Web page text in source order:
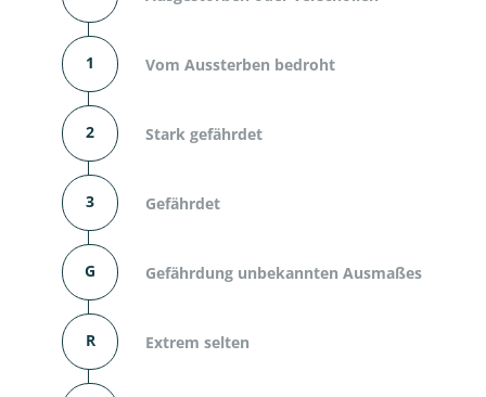
1 Vom Aussterben bedroht
2 Stark gefährdet
3 Gefährdet
G Gefährdung unbekannten Ausmaßes
R Extrem selten